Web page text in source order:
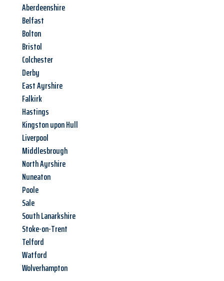
Aberdeenshire
Belfast
Bolton
Bristol
Colchester
Derby
East Ayrshire
Falkirk
Hastings
Kingston upon Hull
Liverpool
Middlesbrough
North Ayrshire
Nuneaton
Poole
Sale
South Lanarkshire
Stoke-on-Trent
Telford
Watford
Wolverhampton